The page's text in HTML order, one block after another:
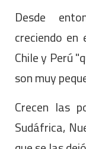
Desde
creciendo
Chile y Perú
son muy
Crecen las
Sudáfrica,